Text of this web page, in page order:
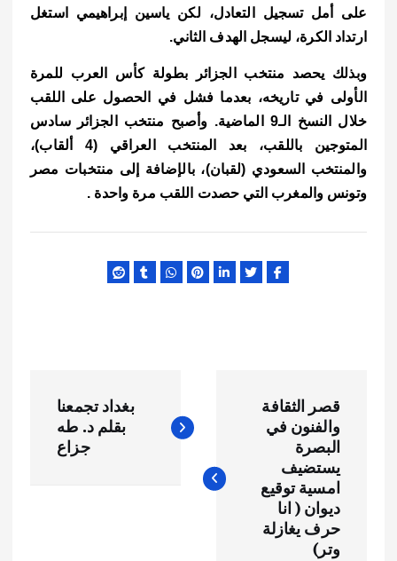
على أمل تسجيل التعادل، لكن ياسين إبراهيمي استغل
ارتداد الكرة، ليسجل الهدف الثاني.
وبذلك يحصد منتخب الجزائر بطولة كأس العرب للمرة
الأولى في تاريخه، بعدما فشل في الحصول على اللقب
خلال النسخ الـ9 الماضية.
وأصبح منتخب الجزائر سادس
المتوجين باللقب، بعد المنتخب العراقي (4 ألقاب)،
والمنتخب السعودي (لقبان)، بالإضافة إلى منتخبات مصر
وتونس والمغرب التي حصدت اللقب مرة واحدة .
ص
قصر الثقافة
والفنون في
البصرة
يستضيف
امسية توقيع
ديوان ( انا
حرف يغازلة
وتر)
بغداد تجمعنا
بقلم د. طه
جزاع